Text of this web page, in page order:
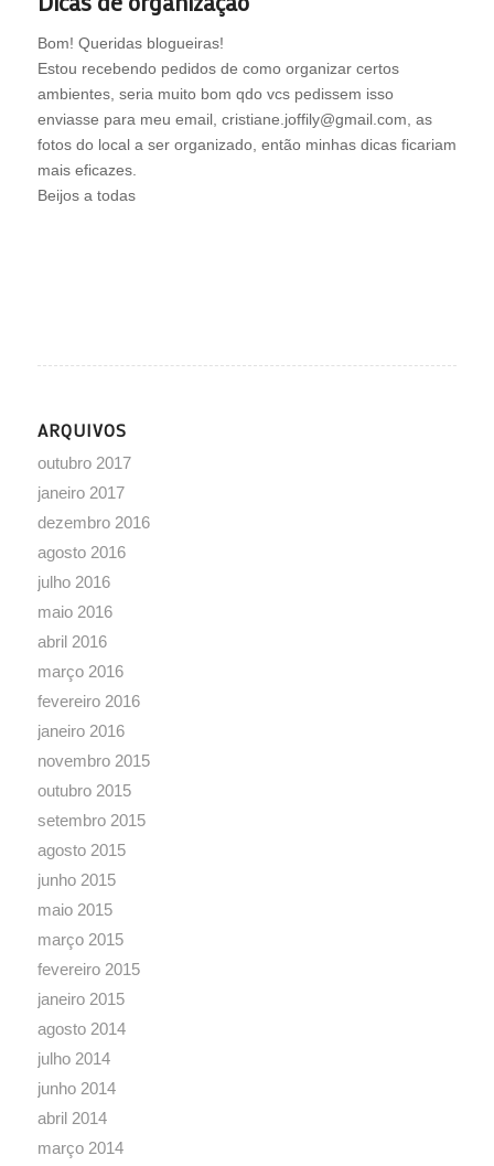
Bom! Queridas blogueiras!
Estou recebendo pedidos de como organizar certos
ambientes, seria muito bom qdo vcs pedissem isso
enviasse para meu email, cristiane.joffily@gmail.com, as
fotos do local a ser organizado, então minhas dicas ficariam
mais eficazes.
Beijos a todas
ARQUIVOS
outubro 2017
janeiro 2017
dezembro 2016
agosto 2016
julho 2016
maio 2016
abril 2016
março 2016
fevereiro 2016
janeiro 2016
novembro 2015
outubro 2015
setembro 2015
agosto 2015
junho 2015
maio 2015
março 2015
fevereiro 2015
janeiro 2015
agosto 2014
julho 2014
junho 2014
abril 2014
março 2014